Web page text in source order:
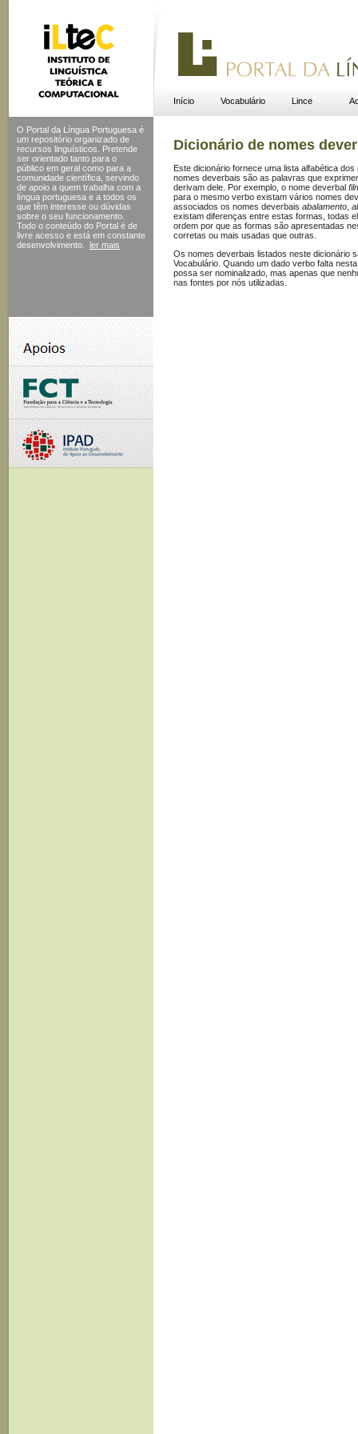
Início Vocabulário Lince
O Portal da Língua Portuguesa é
um repositório organizado de
recursos linguísticos. Pretende
ser orientado tanto para o
público em geral como para a
comunidade científica, servindo
de apoio a quem trabalha com a
língua portuguesa e a todos os
que têm interesse ou dúvidas
sobre o seu funcionamento.
Todo o conteúdo do Portal é de
livre acesso e está em constante
desenvolvimento.
ler mais
Dicionário de nomes
Este dicionário fornece uma lista alfabética
nomes deverbais são as palavras que
derivam dele. Por exemplo, o nome deverbal
para o mesmo verbo existam vários nomes
associados os nomes deverbais abalamento
existam diferenças entre estas formas, todas
ordem por que as formas são apresentadas
corretas ou mais usadas que outras.
Os nomes deverbais listados neste dicionário
Vocabulário. Quando um dado verbo falta
possa ser nominalizado, mas apenas que
nas fontes por nós utilizadas.